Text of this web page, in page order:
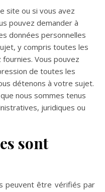
site ou si vous avez
pouvez demander à
données personnelles
y compris toutes les
Vous pouvez
de toutes les
détenons à votre sujet.
nous sommes tenus
juridiques ou
sont
peuvent être vérifiés par